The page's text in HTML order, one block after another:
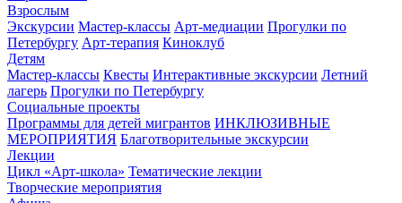
Взрослым
Экскурсии Мастер-классы Арт-медиации Прогулки по
Петербургу Арт-терапия Киноклуб
Детям
Мастер-классы Квесты Интерактивные экскурсии Летний
лагерь Прогулки по Петербургу
Социальные проекты
Программы для детей мигрантов ИНКЛЮЗИВНЫЕ
МЕРОПРИЯТИЯ Благотворительные экскурсии
Лекции
Цикл «Арт-школа» Тематические лекции
Творческие мероприятия